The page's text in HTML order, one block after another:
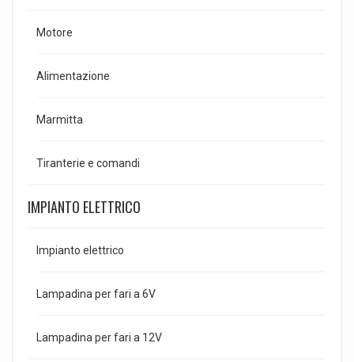
Motore
Alimentazione
Marmitta
Tiranterie e comandi
IMPIANTO ELETTRICO
Impianto elettrico
Lampadina per fari a 6V
Lampadina per fari a 12V